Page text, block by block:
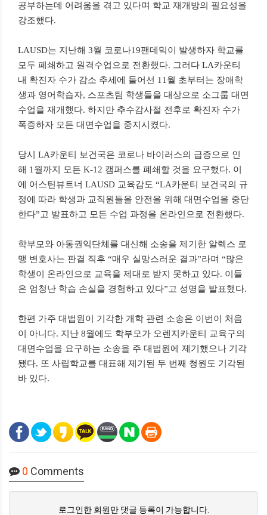
공부하는데 어려움을 겪고 있다며 학교 재개방의 필요성을
강조했다.
LAUSD는 지난해 3월 코로나19팬데믹이 발생하자 학교를
모두 폐쇄하고 원격수업으로 전환했다. 그러다 LA카운티
내 확진자 수가 감소 추세에 들어선 11월 초부터는 장애학
생과 영어학습자, 스포츠팀 학생들을 대상으로 소그룹 대면
수업을 재개했다. 하지만 추수감사절 전후로 확진자 수가
폭증하자 모든 대면수업을 중지시켰다.
당시 LA카운티 보건국은 코로나 바이러스의 급증으로 인
해 1월까지 모든 K-12 캠퍼스를 폐쇄할 것을 요구했다. 이
에 어스틴뷰트너 LAUSD 교육감도 “LA카운티 보건국의 규
정에 따라 학생과 교직원들을 안전을 위해 대면수업을 중단
한다”고 발표하고 모든 수업 과정을 온라인으로 전환했다.
학부모와 아동권익단체를 대신해 소송을 제기한 알렉스 로
맹 변호사는 판결 직후 “매우 실망스러운 결과”라며 “많은
학생이 온라인으로 교육을 제대로 받지 못하고 있다. 이들
은 엄청난 학습 손실을 경험하고 있다”고 성명을 발표했다.
한편 가주 대법원이 기각한 개학 관련 소송은 이번이 처음
이 아니다. 지난 8월에도 학부모가 오렌지카운티 교육구의
대면수업을 요구하는 소송을 주 대법원에 제기했으나 기각
됐다. 또 사립학교를 대표해 제기된 두 번째 청원도 기각된
바 있다.
0 Comments
로그인한 회원만 댓글 등록이 가능합니다.